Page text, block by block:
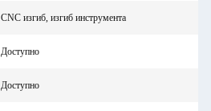
CNC изгиб, изгиб инструмента
Доступно
Доступно